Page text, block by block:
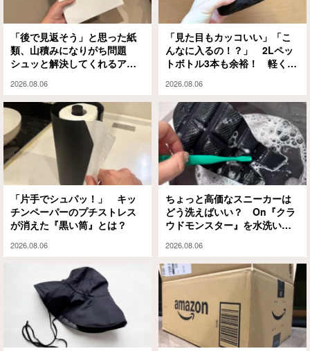
「後で見返そう」と思った紙
類、山積みになりがち問題
シュッと解決してくれるアイ
2026.08.06
「見た目もカッコいい」「こ
んなに入るの！？」 2Lペッ
トボトル3本も余裕！ 軽くて
ッグが大正解
2026.08.06
「片手でシュパッ！」 キッ
チンペーパーのプチストレス
が消えた『黒い筒』とは？
2026.08.06
ちょっと高価なスニーカーは
どう洗えばいい？ On『クラ
ウドモンスター』を水洗いと
と…
2026.08.06